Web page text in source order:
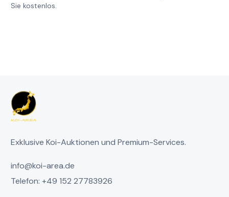
Sie kostenlos.
Exklusive Koi-Auktionen und Premium-Services.
info@koi-area.de
Telefon: +49 152 27783926